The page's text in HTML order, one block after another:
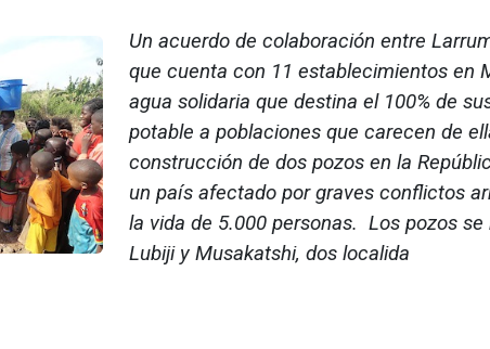
Un acuerdo de colaboración entre
que cuenta con 11 establecimientos en
agua solidaria que destina el 100% de
potable a poblaciones que carecen de
construcción de dos pozos en la
un país afectado por graves conflictos
la vida de 5.000 personas. Los pozos
Lubiji y Musakatshi, dos localida